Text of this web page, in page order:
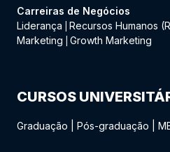
Carreiras de Negócios
Liderança
Recursos Humanos
Marketing
Growth Marketing
CURSOS
Graduação Pós-graduação